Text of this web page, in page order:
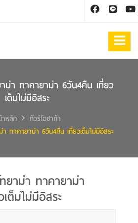
ม่า ทาคายาม่า 6วัน4คืน เที่ยว
เต็มไม่มีอิสระ
หลัก
ทัวร์โอซาก้า
า ทาคายาม่า 6วัน4คืน เที่ยวเต็มไม่มีอิสระ
ยาม่า ทาคายาม่า
ต็มไม่มีอิสระ